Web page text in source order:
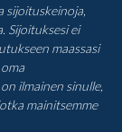
sijoituskeinoja,
Sijoituksesi ei
maassasi
ilmainen sinulle,
mainitsemme